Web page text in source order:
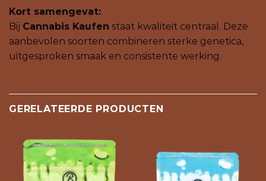
Kort samengevat:
Bij Cannabis Kaufen staat kwaliteit centraal. Deze
aanbevolen soorten combineren sterke genetica,
uitgesproken smaak en consistente werking.
GERELATEERDE PRODUCTEN